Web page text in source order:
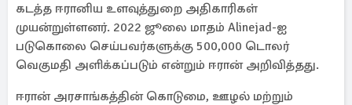
கடத்த ஈரானிய உளவுத்துறை அதிகாரிகள்
முயன்றுள்ளனர். 2022 ஜூலை மாதம் Alinejad-ஐ
படுகொலை செய்பவர்களுக்கு 500,000 டொலர்
வெகுமதி அளிக்கப்படும் என்றும் ஈரான் அறிவித்தது.
ஈரான் அரசாங்கத்தின் கொடுமை, ஊழல் மற்றும்